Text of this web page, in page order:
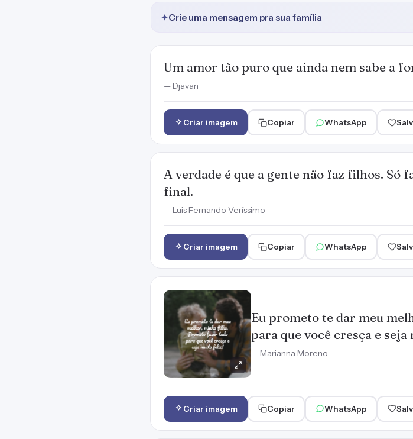
✦Crie uma mensagem pra sua família
Um amor tão puro que ainda nem sabe a
— Djavan
Criar imagem Copiar WhatsApp
A verdade é que a gente não faz filhos. Só
final.
— Luis Fernando Veríssimo
Criar imagem Copiar WhatsApp
Eu prometo te dar meu
para que você cresça e
— Marianna Moreno
Criar imagem Copiar WhatsApp